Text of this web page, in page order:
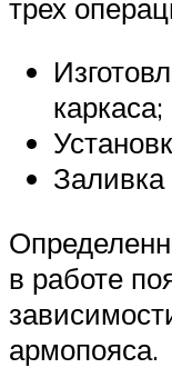
трех
каркаса;
в работе
армопояса.